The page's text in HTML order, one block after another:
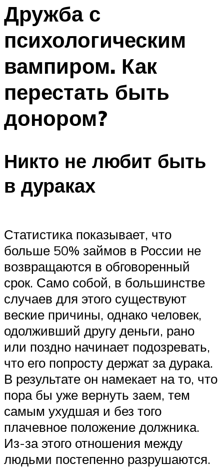
Дружба с
психологическим
вампиром. Как
перестать быть
донором?
Никто не любит быть
в дураках
Статистика показывает, что
больше 50% займов в России не
возвращаются в обговоренный
срок. Само собой, в большинстве
случаев для этого существуют
веские причины, однако человек,
одолживший другу деньги, рано
или поздно начинает подозревать,
что его попросту держат за дурака.
В результате он намекает на то, что
пора бы уже вернуть заем, тем
самым ухудшая и без того
плачевное положение должника.
Из-за этого отношения между
людьми постепенно разрушаются.